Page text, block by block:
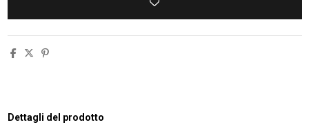
Dettagli del prodotto